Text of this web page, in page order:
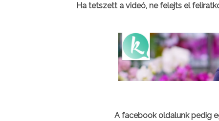
Ha tetszett a videó, ne felejts el
A facebook oldalunk pedig